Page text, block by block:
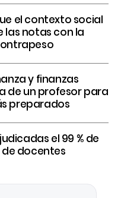
el contexto social
las notas con la
y finanzas
de un profesor para
preparados
el 99 % de
docentes